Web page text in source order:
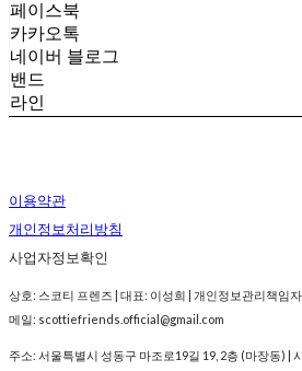
페이스북
카카오톡
네이버 블로그
밴드
라인
이용약관
개인정보처리방침
사업자정보확인
상호: 스코티 프렌즈 | 대표: 이성희 | 개인정보관리책임
메일: scottiefriends.official@gmail.com
주소: 서울특별시 성동구 마조로19길 19, 2층 (마장동) |